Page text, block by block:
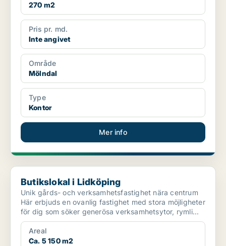
270 m2
Pris pr. md.
Inte angivet
Område
Mölndal
Type
Kontor
Mer info
Butikslokal i Lidköping
Butikslokal i Lidköping
Unik gårds- och verksamhetsfastighet nära centrum
Här erbjuds en ovanlig fastighet med stora möjligheter
för dig som söker generösa verksamhetsytor, rymli...
Areal
Ca. 5 150 m2